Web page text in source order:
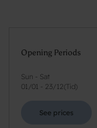
Opening Periods
Sun - Sat
01/01 - 23/12( Tid)
See prices